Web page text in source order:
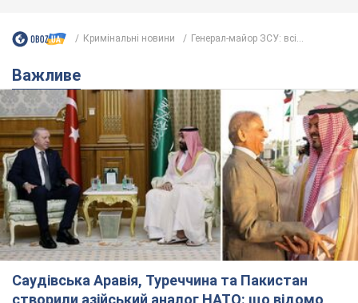
Кримінальні новини Генерал-майор ЗСУ: всі...
Важливе
Саудівська Аравія, Туреччина та Пакистан